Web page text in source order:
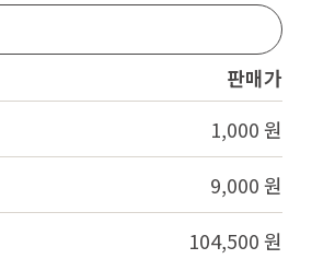
판매가
1,000 원
9,000 원
104,500 원